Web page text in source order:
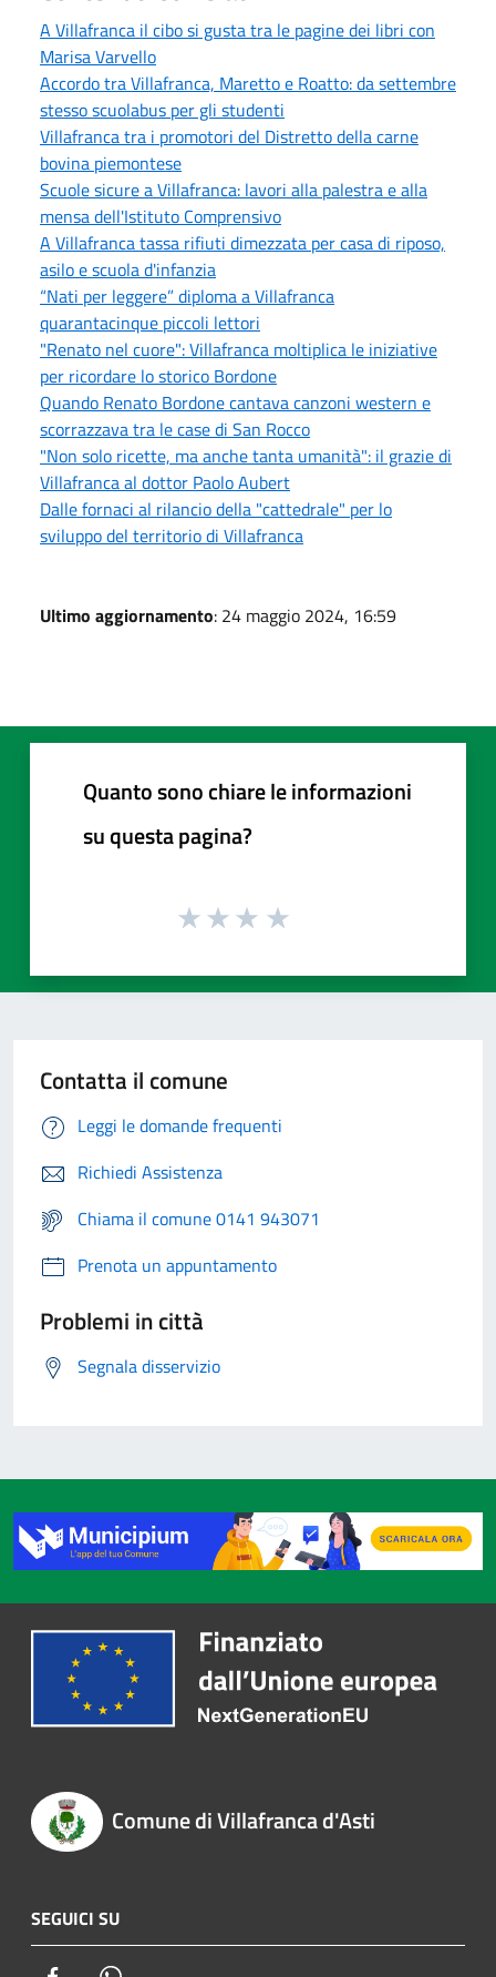
A Villafranca il cibo si gusta tra le pagine dei libri con
Marisa Varvello
Accordo tra Villafranca, Maretto e Roatto: da settembre
stesso scuolabus per gli studenti
Villafranca tra i promotori del Distretto della carne
bovina piemontese
Scuole sicure a Villafranca: lavori alla palestra e alla
mensa dell'Istituto Comprensivo
A Villafranca tassa rifiuti dimezzata per casa di riposo,
asilo e scuola d'infanzia
“Nati per leggere” diploma a Villafranca
quarantacinque piccoli lettori
"Renato nel cuore": Villafranca moltiplica le iniziative
per ricordare lo storico Bordone
Quando Renato Bordone cantava canzoni western e
scorrazzava tra le case di San Rocco
"Non solo ricette, ma anche tanta umanità": il grazie di
Villafranca al dottor Paolo Aubert
Dalle fornaci al rilancio della "cattedrale" per lo
sviluppo del territorio di Villafranca
Ultimo aggiornamento: 24 maggio 2024, 16:59
Quanto sono chiare le informazioni
su questa pagina?
Contatta il comune
Leggi le domande frequenti
Richiedi Assistenza
Chiama il comune 0141 943071
Prenota un appuntamento
Problemi in città
Segnala disservizio
Comune di Villafranca d'Asti
SEGUICI SU